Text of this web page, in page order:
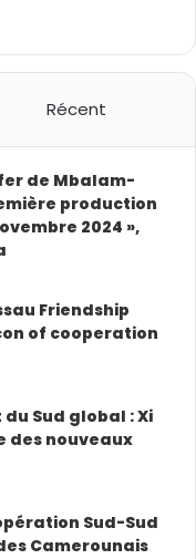
Récent
de Mbalam-
production
2024 »,
Friendship
of cooperation
Sud global : Xi
des nouveaux
Sud-Sud
Camerounais